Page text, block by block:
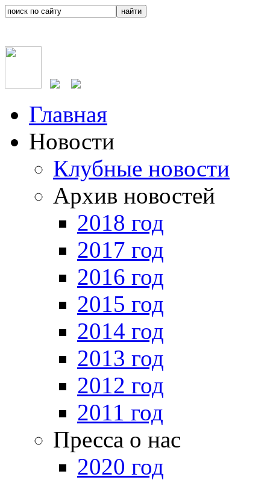
Главная
Новости
Клубные новости
Архив новостей
2018 год
2017 год
2016 год
2015 год
2014 год
2013 год
2012 год
2011 год
Пресса о нас
2020 год